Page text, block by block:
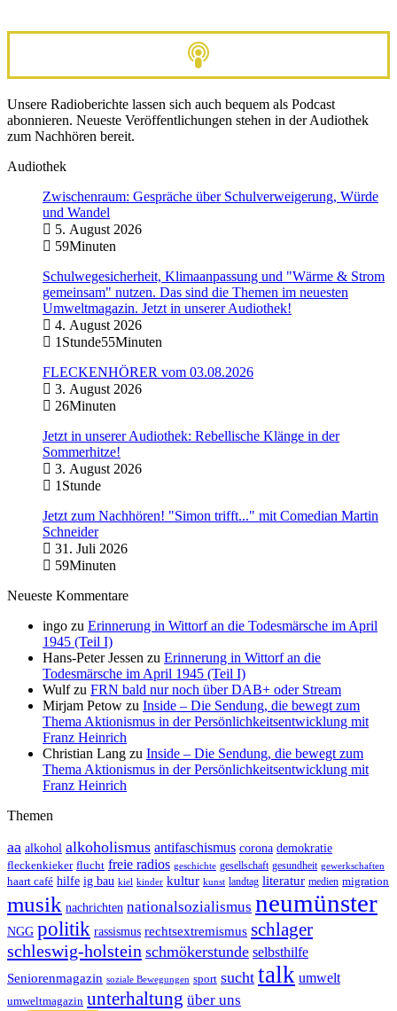
Unsere Radioberichte lassen sich auch bequem als Podcast
abonnieren. Neueste Veröffentlichungen stehen in der Audiothek
zum Nachhören bereit.
Audiothek
Zwischenraum: Gespräche über Schulverweigerung, Würde
und Wandel
5. August 2026
59Minuten
Schulwegesicherheit, Klimaanpassung und "Wärme & Strom
gemeinsam" nutzen. Das sind die Themen im neuesten
Umweltmagazin. Jetzt in unserer Audiothek!
4. August 2026
1Stunde55Minuten
FLECKENHÖRER vom 03.08.2026
3. August 2026
26Minuten
Jetzt in unserer Audiothek: Rebellische Klänge in der
Sommerhitze!
3. August 2026
1Stunde
Jetzt zum Nachhören! "Simon trifft..." mit Comedian Martin
Schneider
31. Juli 2026
59Minuten
Neueste Kommentare
ingo zu Erinnerung in Wittorf an die Todesmärsche im April
1945 (Teil I)
Hans-Peter Jessen zu Erinnerung in Wittorf an die
Todesmärsche im April 1945 (Teil I)
Wulfzu FRN bald nur noch über DAB+ oder Stream
Mirjam Petow zu Inside – Die Sendung, die bewegt zum
Thema Aktionismus in der Persönlichkeitsentwicklung mit
Franz Heinrich
Christian Lang zu Inside – Die Sendung, die bewegt zum
Thema Aktionismus in der Persönlichkeitsentwicklung mit
Franz Heinrich
Themen
aa alkohol alkoholismus antifaschismus corona demokratie
fleckenkieker flucht freie radios geschichte gesellschaft gesundheit gewerkschaften
haart café hilfe ig bau kiel kinder kultur kunst landtag literatur medien migration
musik nachrichten nationalsozialismus neumünster
NGG politik rassismus rechtsextremismus schlager
schleswig-holstein schmökerstunde selbsthilfe
Seniorenmagazin soziale Bewegungen sport sucht talk umwelt
umweltmagazin unterhaltung über uns